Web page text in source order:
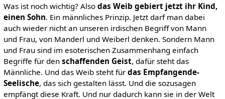
Was ist noch wichtig? Also das Weib gebiert jetzt ihr Kind,
einen Sohn. Ein männliches Prinzip. Jetzt darf man dabei
auch wieder nicht an unseren irdischen Begriff von Mann
und Frau, von Manderl und Weiberl denken. Sondern Mann
und Frau sind im esoterischen Zusammenhang einfach
Begriffe für den schaffenden Geist, dafür steht das
Männliche. Und das Weib steht für das Empfangende-
Seelische, das sich gestalten lässt. Und die sozusagen
empfängt diese Kraft. Und nur dadurch kann sie in der Welt